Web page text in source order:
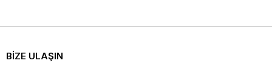
BİZE ULAŞIN